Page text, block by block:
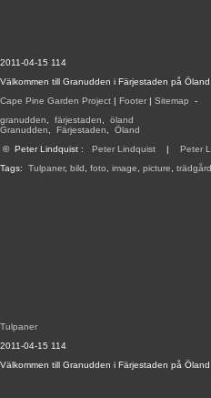
2011-04-15 114
Välkommen till Granudden i Färjestaden på
Cape Pine Garden Project | Footer | Sitemap -
granudden
färjestaden
öland
Granudden
Färjestaden
Öland
© Peter Lindquist : Peter Lindquist | Peter
Tags: Tulpaner, bild foto image picture trädgård
Tulpaner
2011-04-15 114
Välkommen till Granudden i Färjestaden på